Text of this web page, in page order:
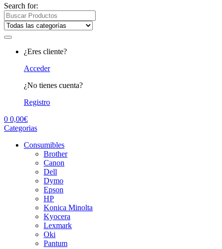
Search for:
¿Eres cliente?
Acceder
¿No tienes cuenta?
Registro
0 0,00€
Categorias
Consumibles
Brother
Canon
Dell
Dymo
Epson
HP
Konica Minolta
Kyocera
Lexmark
Oki
Pantum